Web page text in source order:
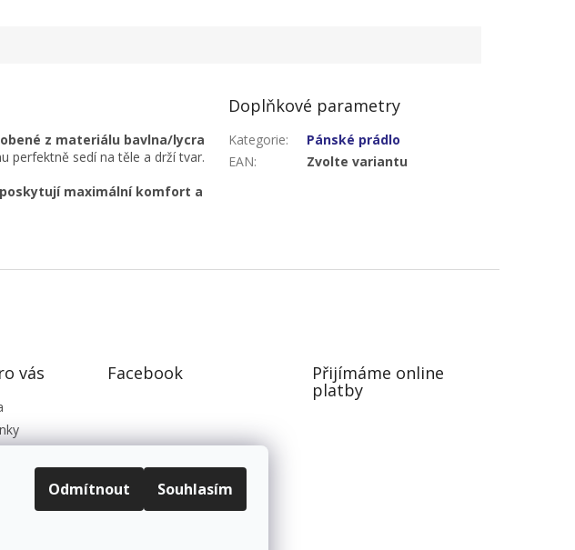
Odmítnout Souhlasím
z materiálu bavlna/lycra
perfektně sedí na těle a drží tvar.
maximální komfort a
Doplňkové parametry
Kategorie:
Pánské prádlo
EAN: Zvolte variantu
vás
zboží
Facebook Přijímáme online
platby